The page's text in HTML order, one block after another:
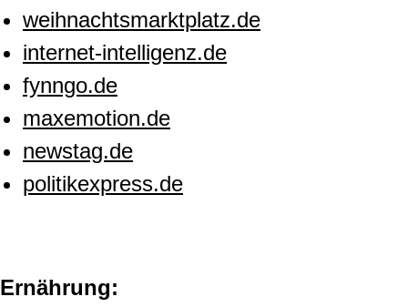
weihnachtsmarktplatz.de
internet-intelligenz.de
fynngo.de
maxemotion.de
newstag.de
politikexpress.de
Ernährung: